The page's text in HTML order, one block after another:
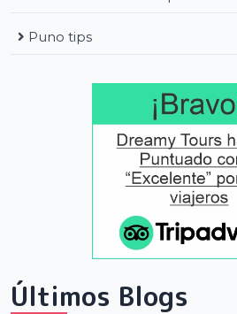
Puno tips
Últimos Blogs